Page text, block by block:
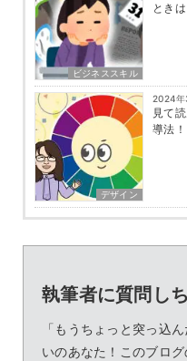
ビジネススキル
ときは
デザイン
2024年
見て
導法！
執筆者に質問し
「もうちょっと突っ込
いのあなた！このブロ